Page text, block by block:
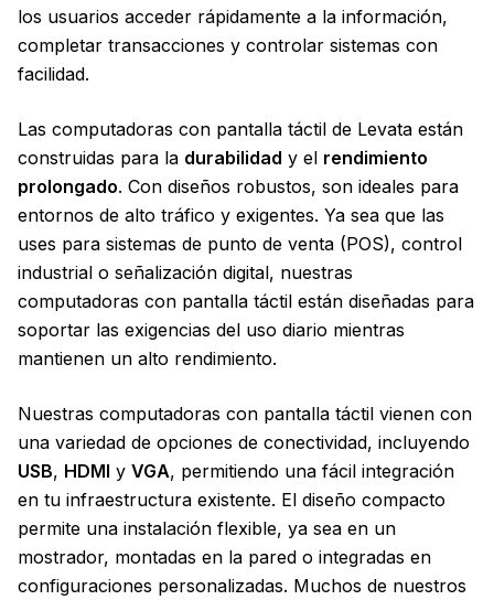
los usuarios acceder rápidamente a la información,
completar transacciones y controlar sistemas con
facilidad.
Las computadoras con pantalla táctil de Levata están
construidas para la durabilidad y el rendimiento
prolongado. Con diseños robustos, son ideales para
entornos de alto tráfico y exigentes. Ya sea que las
uses para sistemas de punto de venta (POS), control
industrial o señalización digital, nuestras
computadoras con pantalla táctil están diseñadas para
soportar las exigencias del uso diario mientras
mantienen un alto rendimiento.
Nuestras computadoras con pantalla táctil vienen con
una variedad de opciones de conectividad, incluyendo
USB, HDMI y VGA, permitiendo una fácil integración
en tu infraestructura existente. El diseño compacto
permite una instalación flexible, ya sea en un
mostrador, montadas en la pared o integradas en
configuraciones personalizadas. Muchos de nuestros